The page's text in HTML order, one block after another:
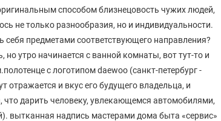
способом близнецовость чужих людей,
не только разнообразия, но и индивидуальности.
предметами соответствующего направления?
утро начинается с ванной комнаты, вот тут-то и
с логотипом daewoo (санкт-петербург -
отражается и вкус его будущего владельца, и
что дарить человеку, увлекающемся автомобилями,
вытканная надпись мастерами дома быта «сервис»